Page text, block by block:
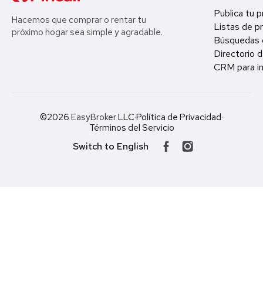
Hacemos que comprar o rentar tu
próximo hogar sea simple y agradable.
Publica tu
Listas de
Búsquedas
Directorio
CRM para
©2026 EasyBrokerLLC·Política de Privacidad·
Términos del Servicio
Switch to English